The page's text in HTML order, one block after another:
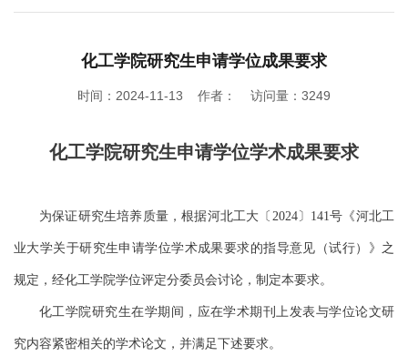
化工学院研究生申请学位成果要求
时间：2024-11-13 作者： 访问量： 3249
化工学院研究生申请学位学术成果要求
为保证研究生培养质量，根据河北工大〔 2024〕141号《河北工
业大学关于研究生申请学位学术成果要求的指导意见（试行）》 之
规定 ， 经化工学院学位评定分委员会讨论 ， 制定本要求。
化工学院研究生在学期间，应在学术期刊上发表与学位论文研
究内容紧密相关的学术论文 ，并满足下述要求。